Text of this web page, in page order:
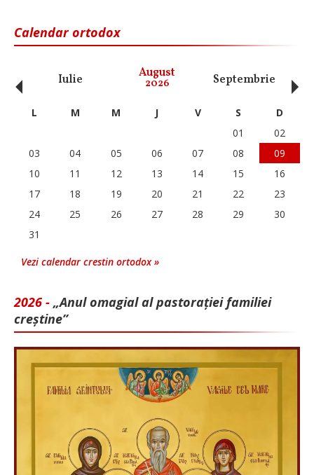
Calendar ortodox
Iulie August
2026 Septembrie
‹ L M M J V S
D
01
02
03
04 05 06 07 08
09
10
11 12 13 14 15
16
17
18 19 20 21 22
23
24
25 26 27 28 29
30
31
Vezi calendar crestin ortodox »
2026 - „Anul omagial al pastorației familiei
creștine”